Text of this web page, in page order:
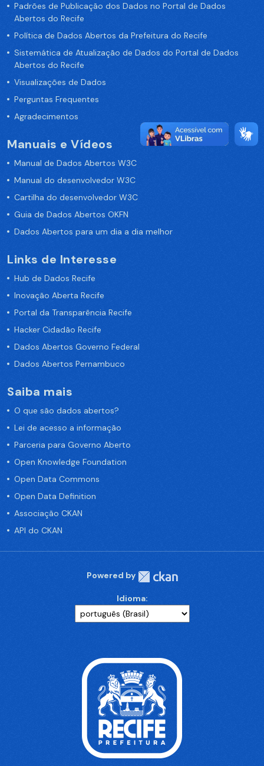
Padrões de Publicação dos Dados no Portal de Dados
Abertos do Recife
Política de Dados Abertos da Prefeitura do Recife
Sistemática de Atualização de Dados do Portal de Dados
Abertos do Recife
Visualizações de Dados
Perguntas Frequentes
Agradecimentos
Manuais e Vídeos
Manual de Dados Abertos W3C
Manual do desenvolvedor W3C
Cartilha do desenvolvedor W3C
Guia de Dados Abertos OKFN
Dados Abertos para um dia a dia melhor
Links de Interesse
Hub de Dados Recife
Inovação Aberta Recife
Portal da Transparência Recife
Hacker Cidadão Recife
Dados Abertos Governo Federal
Dados Abertos Pernambuco
Saiba mais
O que são dados abertos?
Lei de acesso a informação
Parceria para Governo Aberto
Open Knowledge Foundation
Open Data Commons
Open Data Definition
Associação CKAN
API do CKAN
Powered by
Idioma